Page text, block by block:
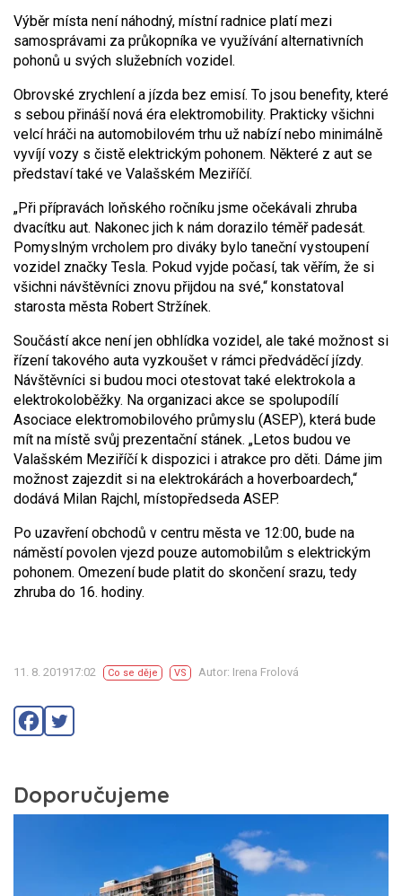
Výběr místa není náhodný, místní radnice platí mezi
samosprávami za průkopníka ve využívání alternativních
pohonů u svých služebních vozidel.
Obrovské zrychlení a jízda bez emisí. To jsou benefity, které
s sebou přináší nová éra elektromobility. Prakticky všichni
velcí hráči na automobilovém trhu už nabízí nebo minimálně
vyvíjí vozy s čistě elektrickým pohonem. Některé z aut se
představí také ve Valašském Meziříčí.
„Při přípravách loňského ročníku jsme očekávali zhruba
dvacítku aut. Nakonec jich k nám dorazilo téměř padesát.
Pomyslným vrcholem pro diváky bylo taneční vystoupení
vozidel značky Tesla. Pokud vyjde počasí, tak věřím, že si
všichni návštěvníci znovu přijdou na své,“ konstatoval
starosta města Robert Stržínek.
Součástí akce není jen obhlídka vozidel, ale také možnost si
řízení takového auta vyzkoušet v rámci předváděcí jízdy.
Návštěvníci si budou moci otestovat také elektrokola a
elektrokoloběžky. Na organizaci akce se spolupodílí
Asociace elektromobilového průmyslu (ASEP), která bude
mít na místě svůj prezentační stánek. „Letos budou ve
Valašském Meziříčí k dispozici i atrakce pro děti. Dáme jim
možnost zajezdit si na elektrokárách a hoverboardech,“
dodává Milan Rajchl, místopředseda ASEP.
Po uzavření obchodů v centru města ve 12:00, bude na
náměstí povolen vjezd pouze automobilům s elektrickým
pohonem. Omezení bude platit do skončení srazu, tedy
zhruba do 16. hodiny.
11. 8. 201917:02 Co se děje VS Autor: Irena Frolová